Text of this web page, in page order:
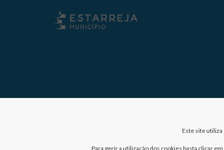
Este site utiliza
Para gerir a utilização dos cookies basta clicar